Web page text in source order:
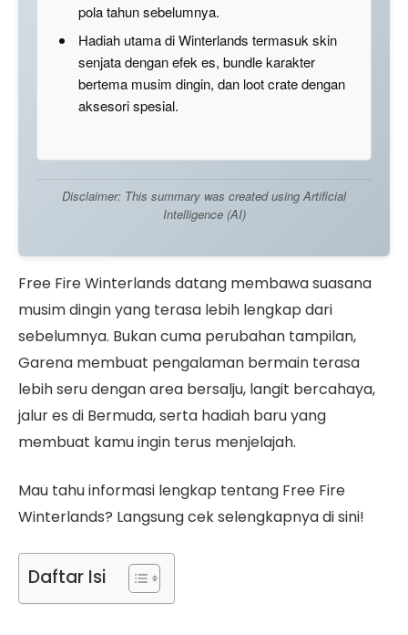
pola tahun sebelumnya.
Hadiah utama di Winterlands termasuk skin
senjata dengan efek es, bundle karakter
bertema musim dingin, dan loot crate dengan
aksesori spesial.
Disclaimer: This summary was created using Artificial
Intelligence (AI)
Free Fire Winterlands datang membawa suasana
musim dingin yang terasa lebih lengkap dari
sebelumnya. Bukan cuma perubahan tampilan,
Garena membuat pengalaman bermain terasa
lebih seru dengan area bersalju, langit bercahaya,
jalur es di Bermuda, serta hadiah baru yang
membuat kamu ingin terus menjelajah.
Mau tahu informasi lengkap tentang Free Fire
Winterlands? Langsung cek selengkapnya di sini!
Daftar Isi